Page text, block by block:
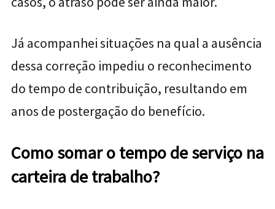
Já acompanhei situações na qual a ausência
dessa correção impediu o reconhecimento
do tempo de contribuição, resultando em
anos de postergação do benefício.
Como somar o tempo de serviço na
carteira de trabalho?